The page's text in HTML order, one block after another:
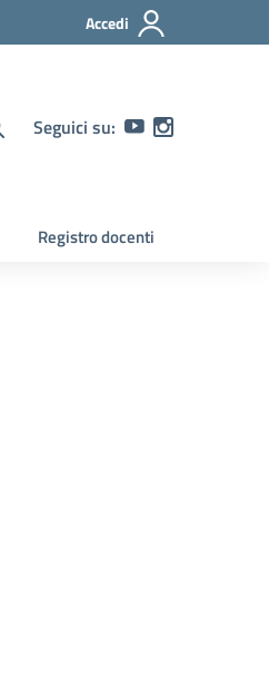
Accedi
Seguici su:
Registro docenti